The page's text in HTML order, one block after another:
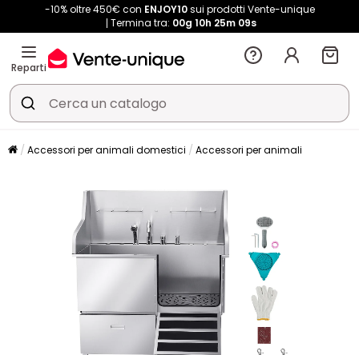
-10% oltre 450€ con ENJOY10sui prodotti Vente-unique
Termina tra: 00g 10h 25m 08s
Reparti
Accessori per animali domestici Accessori per animali